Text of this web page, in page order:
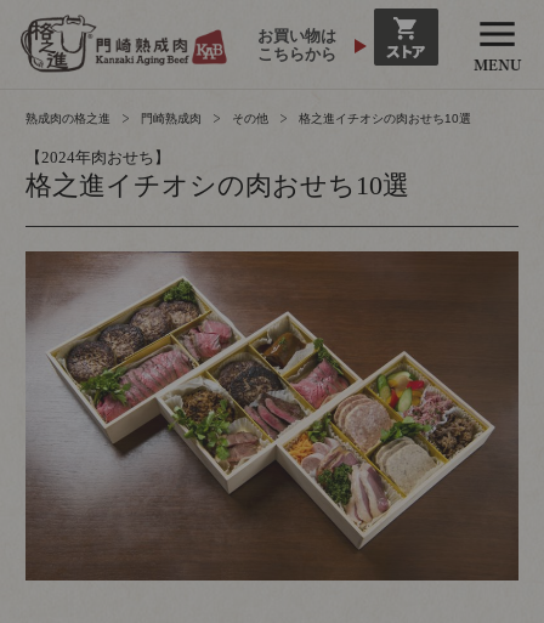
お買い物は
こちらから
熟成肉の格之進 門崎熟成肉 その他 格之進イチオシの肉おせち10選
【2024年肉おせち】
格之進イチオシの肉おせち10選